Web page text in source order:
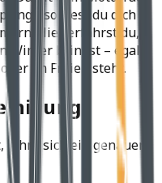
solltest du dich
Hier erfährst du,
Winter bringst – egal,
im Freien steht.
lohnt sich ein genauer